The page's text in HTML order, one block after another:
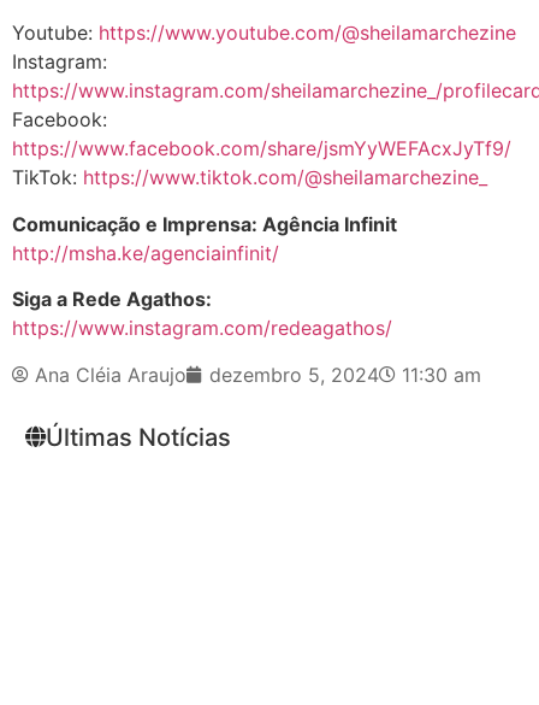
Youtube: https://www.youtube.com/@sheilamarchezine
Instagram:
https://www.instagram.com/sheilamarchezine_/
Facebook:
https://www.facebook.com/share/jsmYyWEFAcxJyTf9/
TikTok: https://www.tiktok.com/@sheilamarchezine_
Comunicação e Imprensa: Agência Infinit
http://msha.ke/agenciainfinit/
Siga a Rede Agathos:
https://www.instagram.com/redeagathos/
Ana Cléia Araujo
dezembro 5, 2024 11:30 am
Últimas Notícias